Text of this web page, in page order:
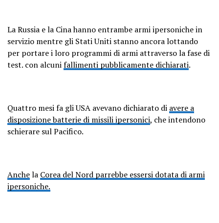
La Russia e la Cina hanno entrambe armi ipersoniche in
servizio mentre gli Stati Uniti stanno ancora lottando
per portare i loro programmi di armi attraverso la fase di
test. con alcunifallimenti pubblicamente dichiarati.
Quattro mesi fa gli USA avevano dichiarato di avere a
disposizione batterie di missili ipersonici, che intendono
schierare sul Pacifico.
Anchela Corea del Nord parrebbe essersi dotata di armi
ipersoniche.